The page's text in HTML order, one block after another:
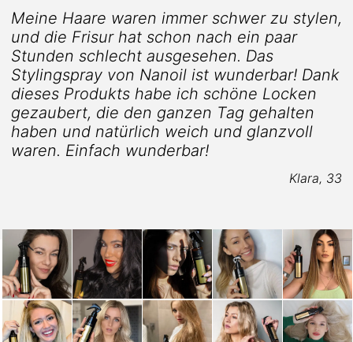
Meine Haare waren immer schwer zu stylen,
und die Frisur hat schon nach ein paar
Stunden schlecht ausgesehen. Das
Stylingspray von Nanoil ist wunderbar! Dank
dieses Produkts habe ich schöne Locken
gezaubert, die den ganzen Tag gehalten
haben und natürlich weich und glanzvoll
waren. Einfach wunderbar!
Klara, 33